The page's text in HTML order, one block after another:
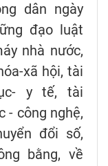
dân ngày
đạo luật
nhà nước,
xã hội, tài
y tế, tài
- công nghệ,
đổi số,
bằng, về